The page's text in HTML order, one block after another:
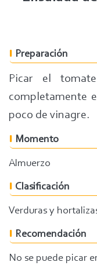
Preparación
Picar el
completamente
poco de vinagre.
Momento
Almuerzo
Clasificación
Verduras y
Recomendación
No se puede picar